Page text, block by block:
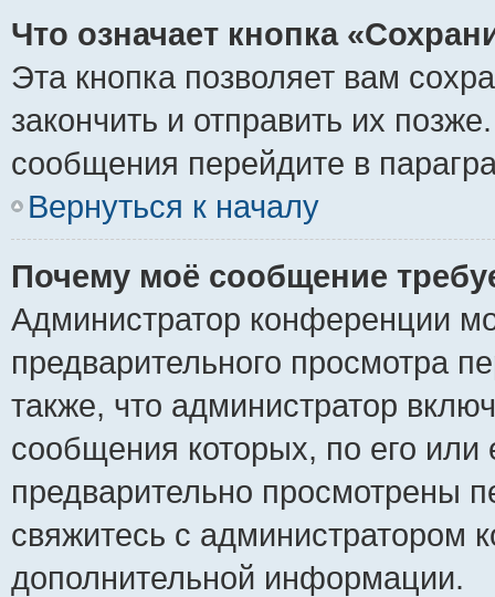
Что означает кнопка
Эта кнопка позволяет вам
закончить и отправить их
сообщения перейдите в
Вернуться к началу
Почему моё сообщение
Администратор конференции
предварительного просмотра
также, что администратор
сообщения которых, по его
предварительно просмотрены
свяжитесь с администратором
дополнительной информации.